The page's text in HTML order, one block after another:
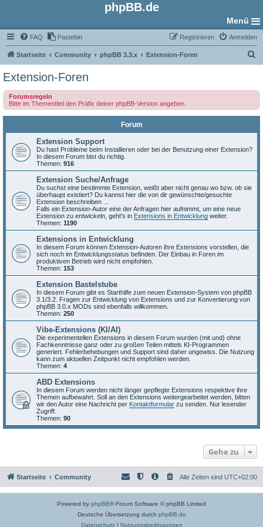
phpBB.de
Menü
FAQ Pastebin Anmelden
Registrieren
Startseite Community phpBB 3.3.x Extension-Foren
e
Extension-Foren
Forumsregeln
Bitte im Thementitel den Präfix deiner phpBB-Version angeben.
Forum
Extension Support
Du hast Probleme beim Installieren oder bei der Benutzung einer Extension?
In diesem Forum bist du richtig.
Themen: 916
Extension Suche/Anfrage
Du suchst eine bestimmte Extension, weißt aber nicht genau wo bzw. ob sie
überhaupt existiert? Du kannst hier die von dir gewünschte/gesuchte
Extension beschreiben ...
Falls ein Extension-Autor eine der Anfragen hier aufnimmt, um eine neue
Extension zu entwickeln, geht's in Extensions in Entwicklung weiter.
Themen: 1190
Extensions in Entwicklung
In diesem Forum können Extension-Autoren ihre Extensions vorstellen, die
sich noch im Entwicklungsstatus befinden. Der Einbau in Foren im
produktiven Betrieb wird nicht empfohlen.
Themen: 153
Extension Bastelstube
In diesem Forum gibt es Starthilfe zum neuen Extension-System von phpBB
3.1/3.2. Fragen zur Entwicklung von Extensions und zur Konvertierung von
phpBB 3.0.x MODs sind ebenfalls willkommen.
Themen: 250
Vibe-Extensions (KI/AI)
Die experimentellen Extensions in diesem Forum wurden (mit und) ohne
Fachkenntnisse ganz oder zu großen Teilen mittels KI-Programmen
generiert. Fehlerbehebungen und Support sind daher ungewiss. Die Nutzung
kann zum aktuellen Zeitpunkt nicht empfohlen werden.
Themen: 4
ABD Extensions
In diesem Forum werden nicht länger gepflegte Extensions respektive ihre
Themen aufbewahrt. Soll an den Extensions weitergearbeitet werden, bitten
wir den Autor eine Nachricht per Kontaktformular zu senden. Nur lesender
Zugriff.
Themen: 90
Gehe zu
Startseite Community Alle Zeiten sind UTC+02:00
Powered by phpBB® Forum Software © phpBB Limited
Deutsche Übersetzung durch phpBB.de
Datenschutz| Nutzungsbedingungen